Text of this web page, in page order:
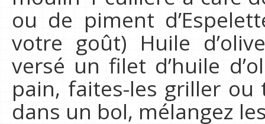
ou de piment
votre goût) Huile
versé un filet d’huile
pain, faites-les griller
dans un bol, mélangez